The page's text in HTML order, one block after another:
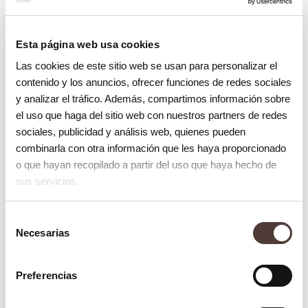
Esta página web usa cookies
Las cookies de este sitio web se usan para personalizar el
contenido y los anuncios, ofrecer funciones de redes sociales
y analizar el tráfico. Además, compartimos información sobre
el uso que haga del sitio web con nuestros partners de redes
sociales, publicidad y análisis web, quienes pueden
combinarla con otra información que les haya proporcionado
o que hayan recopilado a partir del uso que haya hecho de
sus servicios.
Necesarias
Preferencias
aplicación de este procedimiento en
extraiga por consecuencia de un
traumatismo, que exista una fractura en la
raíz del diente o en presencia de agenesia.
Por el contrario también hay casos en los
que resulta imposible realizar este
tratamiento. La existencia de infecciones en
la boca, por ejemplo, anulará la posibilidad
de realizar el implante de forma inmediata.
Los mismo para aquellos pacientes que no
tengan una cantidad de hueso suficiente en